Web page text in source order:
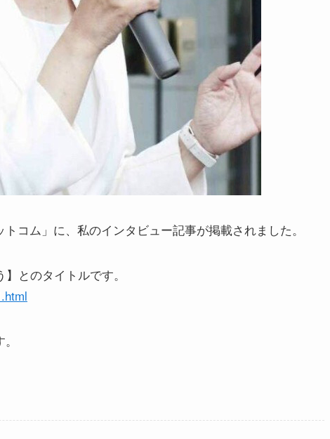
コム」に、私のインタビュー記事が掲載されました。
とのタイトルです。